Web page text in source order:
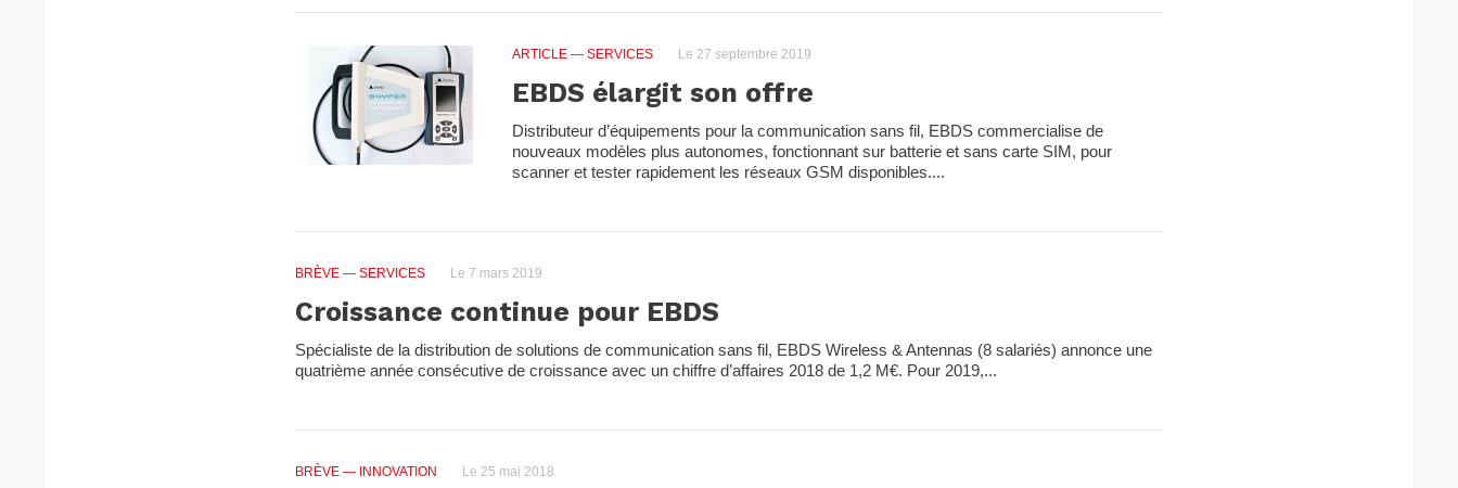
ARTICLE — SERVICES Le 27 septembre 2019
EBDS élargit son offre
Distributeur d’équipements pour la communication sans fil, EBDS commercialise de
nouveaux modèles plus autonomes, fonctionnant sur batterie et sans carte SIM, pour
scanner et tester rapidement les réseaux GSM disponibles....
BRÈVE — SERVICES Le 7 mars 2019
Croissance continue pour EBDS
Spécialiste de la distribution de solutions de communication sans fil, EBDS Wireless & Antennas (8 salariés) annonce une
quatrième année consécutive de croissance avec un chiffre d’affaires 2018 de 1,2 M€. Pour 2019,...
BRÈVE — INNOVATION Le 25 mai 2018